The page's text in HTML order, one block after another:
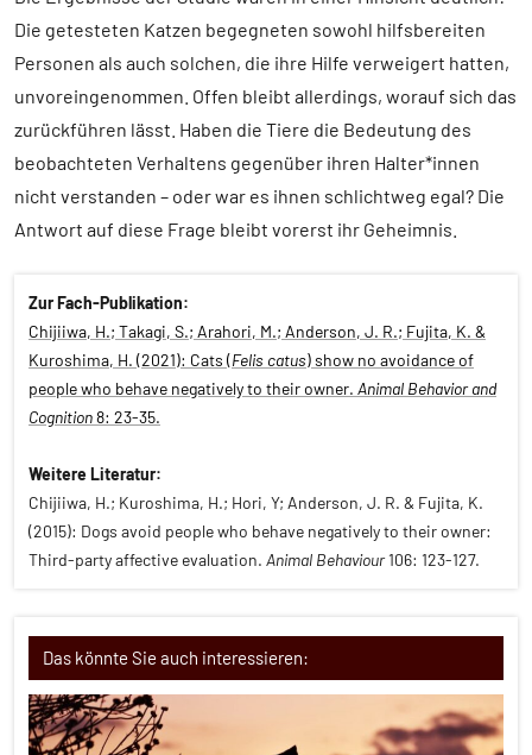
Die getesteten Katzen begegneten sowohl hilfsbereiten
Personen als auch solchen, die ihre Hilfe verweigert hatten,
unvoreingenommen. Offen bleibt allerdings, worauf sich das
zurückführen lässt. Haben die Tiere die Bedeutung des
beobachteten Verhaltens gegenüber ihren Halter*innen
nicht verstanden – oder war es ihnen schlichtweg egal? Die
Antwort auf diese Frage bleibt vorerst ihr Geheimnis.
Zur Fach-Publikation:
Chijiiwa, H.; Takagi, S.; Arahori, M.; Anderson, J. R.; Fujita, K. &
Kuroshima, H. (2021): Cats (Felis catus) show no avoidance of
people who behave negatively to their owner. Animal Behavior and
Cognition8: 23-35.
Weitere Literatur:
Chijiiwa, H.; Kuroshima, H.; Hori, Y; Anderson, J. R. & Fujita, K.
(2015): Dogs avoid people who behave negatively to their owner:
Third-party affective evaluation. Animal Behaviour106: 123-127.
Das könnte Sie auch interessieren: